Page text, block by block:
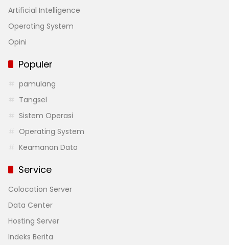
Artificial Intelligence
Operating System
Opini
Populer
pamulang
Tangsel
Sistem Operasi
Operating System
Keamanan Data
Service
Colocation Server
Data Center
Hosting Server
Indeks Berita